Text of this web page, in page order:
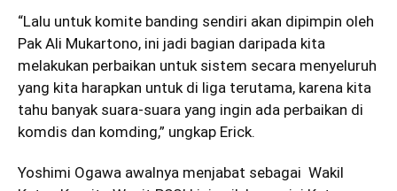
“Lalu untuk komite banding sendiri akan dipimpin oleh
Pak Ali Mukartono, ini jadi bagian daripada kita
melakukan perbaikan untuk sistem secara menyeluruh
yang kita harapkan untuk di liga terutama, karena kita
tahu banyak suara-suara yang ingin ada perbaikan di
komdis dan komding,” ungkap Erick.
Yoshimi Ogawa awalnya menjabat sebagai Wakil